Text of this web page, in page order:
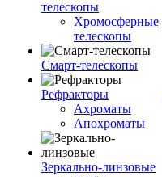
телескопы
Хромосферные
телескопы
Смарт-телескопы
Рефракторы
Ахроматы
Апохроматы
Зеркально-линзовые